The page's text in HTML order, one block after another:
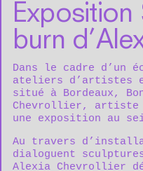
Exposition
burn
Dans le cadre d’un
ateliers d’artistes
situé à Bordeaux,
Chevrollier, artiste
une exposition au
Au travers
dialoguent
Alexia Chevrollier